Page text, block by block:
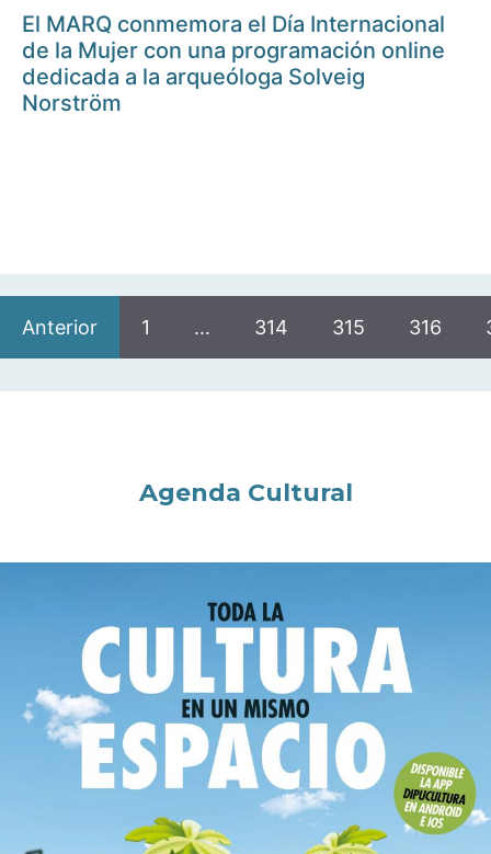
El MARQ conmemora el Día Internacional
de la Mujer con una programación online
dedicada a la arqueóloga Solveig
Norström
Anterior 1 … 314 315 316
Agenda Cultural